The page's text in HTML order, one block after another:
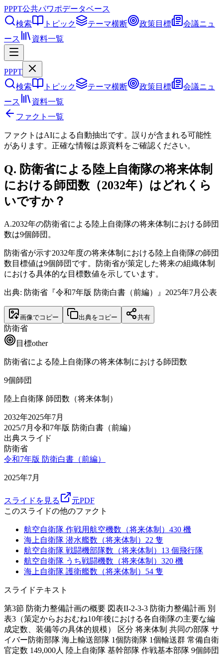
PPPT公共パワポデータベース
検索
トピック テーマ横断 政策目標
会議ニュ
ース
資料一覧
PPPT
検索
トピック テーマ横断 政策目標
会議ニュ
ース
資料一覧
ファクト一覧
ファクトはAIによる自動抽出です。誤りが含まれる可能性
があります。正確な情報は原資料をご確認ください。
Q. 防衛省による陸上自衛隊の将来体制
における師団数（2032年）はどれくら
いですか？
A.2032年の防衛省による陸上自衛隊の将来体制における師団
数は9個師団。
防衛省が示す2032年度の将来体制における陸上自衛隊の師団
数目標値は9個師団です。防衛省が策定した将来の組織体制
における具体的な目標数値を示しています。
出典: 防衛省『令和7年版 防衛白書（前編）』2025年7月公表
画像でコピー 出典をコピー 共有
防衛省
目標other
防衛省による陸上自衛隊の将来体制における師団数
9個師団
陸上自衛隊 師団数（将来体制）
2032年2025年7月
2025/7月 令和7年版 防衛白書（前編）
出典スライド
防衛省
令和7年版 防衛白書（前編）
2025年7月
スライドを見る
元PDF
このスライドの他のファクト
航空自衛隊 作戦用航空機数（将来体制） 430 機
海上自衛隊 潜水艦数（将来体制） 22 隻
航空自衛隊 戦闘機部隊数（将来体制） 13 個飛行隊
航空自衛隊 うち戦闘機数（将来体制） 320 機
海上自衛隊 護衛艦数（将来体制） 54 隻
スライドテキスト
第3節 防衛力整備計画の概要 図表II-2-3-3 防衛力整備計画 別
表3（策定からおおむね10年後における各自衛隊の主要な編
成定数、装備等の具体的規模） 区分 将来体制 共同の部隊 サ
イバー防衛部隊 海上輸送部隊 1個防衛隊 1個輸送群 常備自衛
官定数 149,000人 陸上自衛隊 基幹部隊 作戦基本部隊 9個師団